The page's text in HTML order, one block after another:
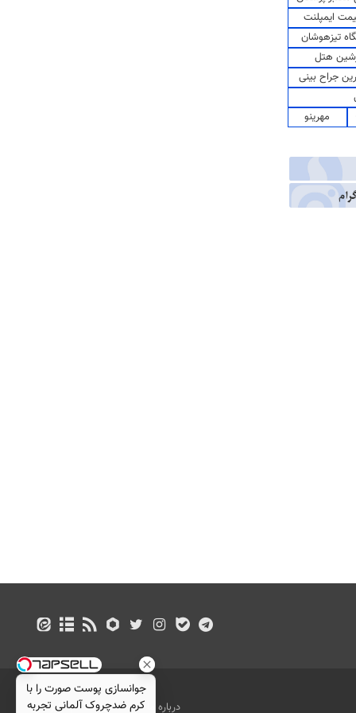
ایمپلنت
تیزهوشان
هتل
جراح بینی
مهرینو
درباره ما تماس با ما بازرگانی
جوانسازی پوست صورت را با
کرم ضدچروک آلمانی تجربه